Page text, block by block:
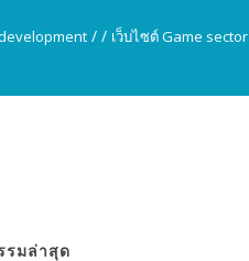
/ / เว็บไซต์ Game sector
รมล่าสุด